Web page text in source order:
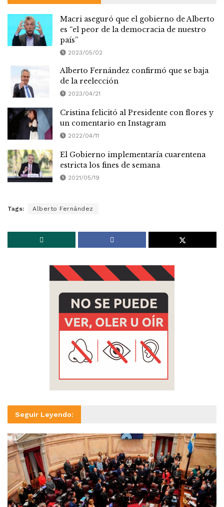
Macri aseguró que el gobierno de Alberto
es “el peor de la democracia de nuestro
país”
2023/05/02
Alberto Fernández confirmó que se baja
de la reelección
2023/04/21
Cristina felicitó al Presidente con flores y
un comentario en Instagram
2022/04/11
El Gobierno implementaría cuarentena
estricta los fines de semana
2021/05/19
Tags: Alberto Fernández
Seguir Leyendo: